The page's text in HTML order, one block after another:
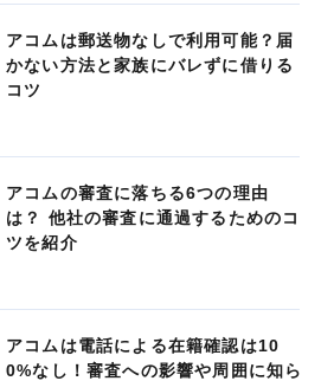
アコムは郵送物なしで利用可能？届
かない方法と家族にバレずに借りる
コツ
アコムの審査に落ちる6つの理由
は？ 他社の審査に通過するためのコ
ツを紹介
アコムは電話による在籍確認は10
0%なし！審査への影響や周囲に知ら